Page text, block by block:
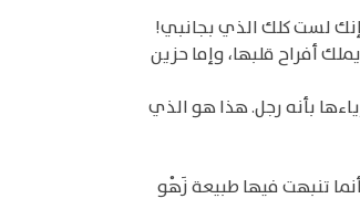
لست كلك الذي بجانبي!
أفراح قلبها، وإما حزين
بأنه رجل. هذا هو الذي
تنبهت فيها طبيعة زَهْو